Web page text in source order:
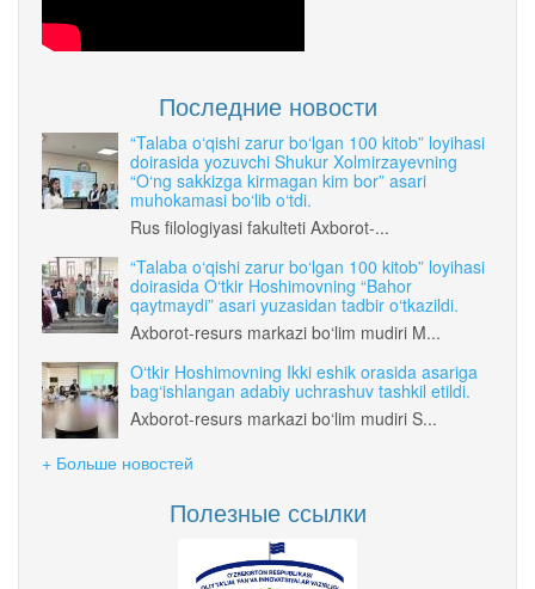
Последние новости
“Talaba o‘qishi zarur bo‘lgan 100 kitob” loyihasi
doirasida yozuvchi Shukur Xolmirzayevning
“O‘ng sakkizga kirmagan kim bor” asari
muhokamasi bo‘lib o‘tdi.
Rus filologiyasi fakulteti Axborot-...
“Talaba o‘qishi zarur bo‘lgan 100 kitob” loyihasi
doirasida O‘tkir Hoshimovning “Bahor
qaytmaydi” asari yuzasidan tadbir o‘tkazildi.
Axborot-resurs markazi bo‘lim mudiri M...
O‘tkir Hoshimovning Ikki eshik orasida asariga
bag‘ishlangan adabiy uchrashuv tashkil etildi.
Axborot-resurs markazi bo‘lim mudiri S...
+ Больше новостей
Полезные ссылки